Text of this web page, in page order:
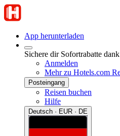
App herunterladen
Sichere dir Sofortrabatte
Anmelden
Mehr zu Hotels.com
Posteingang
Reisen buchen
Hilfe
Deutsch · EUR · DE